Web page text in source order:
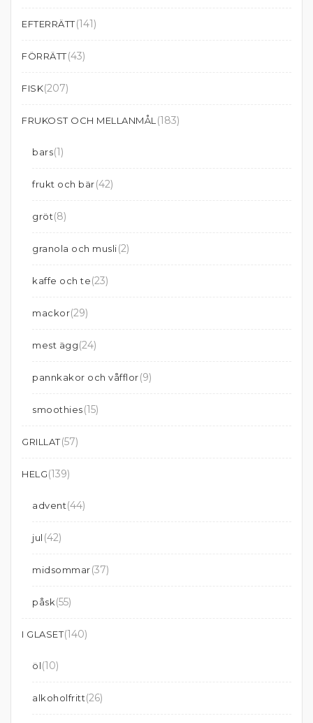
EFTERRÄTT(141)
FÖRRÄTT(43)
FISK(207)
FRUKOST OCH MELLANMÅL (183)
bars(1)
frukt och bär(42)
gröt(8)
granola och musli(2)
kaffe och te(23)
mackor(29)
mest ägg(24)
pannkakor och våfflor(9)
smoothies(15)
GRILLAT(57)
HELG(139)
advent(44)
jul (42)
midsommar(37)
påsk(55)
I GLASET(140)
öl(10)
alkoholfritt(26)